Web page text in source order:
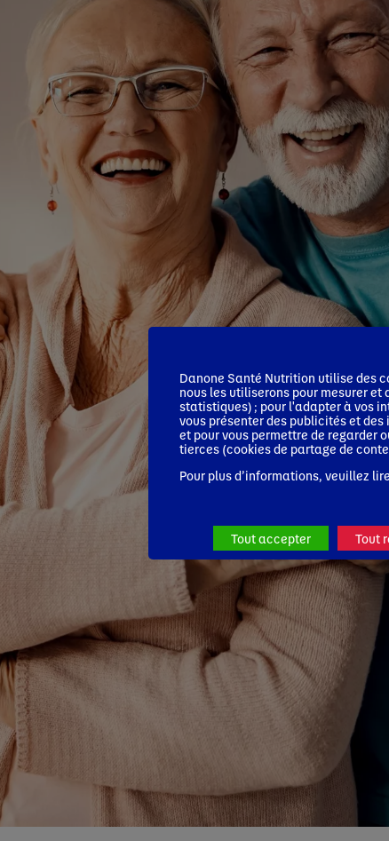
Danone Santé Nutrition utilise des
nous les utiliserons pour mesurer
statistiques) ; pour l'adapter à vos
vous présenter des publicités et
et pour vous permettre de regarder
tierces (cookies de partage de
Pour plus d’informations, veuillez
Tout accepter Tout